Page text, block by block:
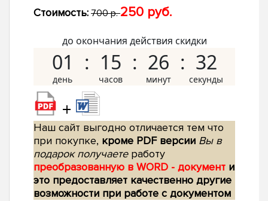
Стоимость: 700 р.250 руб.
до окончания действия скидки
01 15 26 31
+
Наш сайт выгодно отличается тем что
при покупке, кроме PDF версии Вы в
подарок получаетеработу
преобразованную в WORD - документ и
это предоставляет качественно другие
возможности при работе с документом